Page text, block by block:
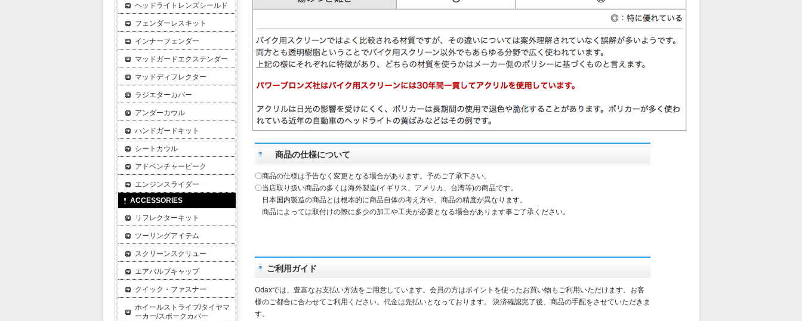
商品の仕様について
〇商品の仕様は予告なく変更となる場合があります。予めご了承下さい。
〇当店取り扱い商品の多くは海外製造(イギリス、アメリカ、台湾等)の商品です。
日本国内製造の商品とは根本的に商品自体の考え方や、商品の精度が異なります。
商品によっては取付けの際に多少の加工や工夫が必要となる場合があります事ご了承ください。
ご利用ガイド
Odaxでは、豊富なお支払い方法をご用意しています。会員の方はポイントを使ったお買い物もご利用いただけます。お客
様のご都合に合わせてご利用ください。代金は先払いとなっております。 決済確認完了後、商品の手配をさせていただきま
す。
ヘッドライトレンズシールド
フェンダーレスキット
インナーフェンダー
マッドガードエクステンダー
マッドディフレクター
ラジエターカバー
アンダーカウル
ハンドガードキット
シートカウル
アドベンチャービーク
エンジンスライダー
ACCESSORIES
リフレクターキット
ツーリングアイテム
スクリーンスクリュー
エアバルブキャップ
クイック・ファスナー
ホイールストライプ/タイヤマ
ーカー/スポークカバー